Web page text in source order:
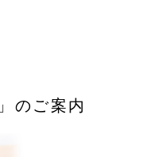
のご案内